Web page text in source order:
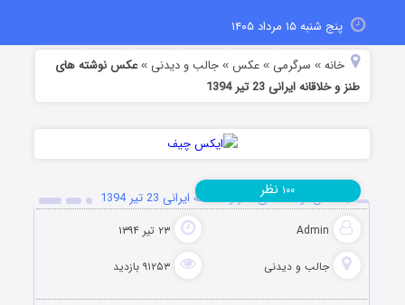
پنج شنبه ۱۵ مرداد ۱۴۰۵
خانه » سرگرمی »عکس »جالب و دیدنی »عکس نوشته های
طنز و خلاقانه ایرانی 23 تیر 1394
عکس نوشته های طنز و خلاقانه ایرانی 23 تیر 1394
Admin ۲۳ تیر ۱۳۹۴
جالب و دیدنی ۹۱۲۵۳ بازدید
۱۰۰ نظر